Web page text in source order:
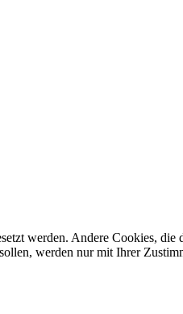
werden. Andere Cookies,
werden nur mit Ihrer